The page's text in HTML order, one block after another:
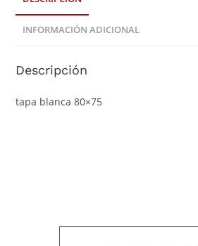
INFORMACIÓN ADICIONAL
Descripción
tapa blanca 80×75